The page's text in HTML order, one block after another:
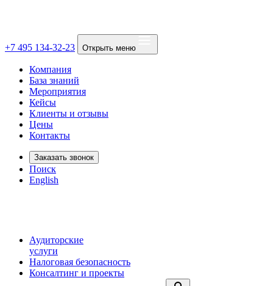
+7 495 134-32-23 Открыть меню
Компания
База знаний
Мероприятия
Кейсы
Клиенты и отзывы
Цены
Контакты
Заказать звонок
Поиск
English
Аудиторские
услуги
Налоговая безопасность
Консалтинг и проекты